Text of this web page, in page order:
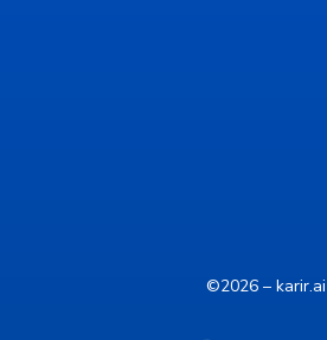
©2026 – karir.ai